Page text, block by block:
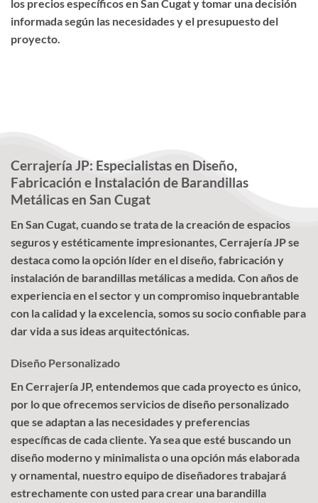
los precios específicos en San Cugat y tomar una decisión
informada según las necesidades y el presupuesto del
proyecto.
Cerrajería JP: Especialistas en Diseño,
Fabricación e Instalación de Barandillas
Metálicas en San Cugat
En San Cugat, cuando se trata de la creación de espacios
seguros y estéticamente impresionantes, Cerrajería JP se
destaca como la opción líder en el diseño, fabricación y
instalación de barandillas metálicas a medida. Con años de
experiencia en el sector y un compromiso inquebrantable
con la calidad y la excelencia, somos su socio confiable para
dar vida a sus ideas arquitectónicas.
Diseño Personalizado
En Cerrajería JP, entendemos que cada proyecto es único,
por lo que ofrecemos servicios de diseño personalizado
que se adaptan a las necesidades y preferencias
específicas de cada cliente. Ya sea que esté buscando un
diseño moderno y minimalista o una opción más elaborada
y ornamental, nuestro equipo de diseñadores trabajará
estrechamente con usted para crear una barandilla